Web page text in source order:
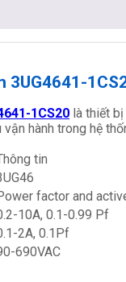
3UG4641-
1CS20 là thiết
hành trong hệ
tin
factor and
10A, 0.1-0.99 Pf
2A, 0.1Pf
690VAC